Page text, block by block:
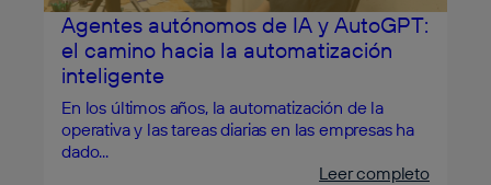
Agentes autónomos de IA y AutoGPT:
el camino hacia la automatización
inteligente
En los últimos años, la automatización de la
operativa y las tareas diarias en las empresas ha
dado...
Leer completo